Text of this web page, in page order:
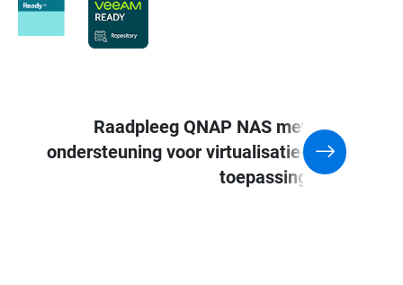
Raadpleeg QNAP NAS met
ondersteuning voor virtualisatie-
toepassing